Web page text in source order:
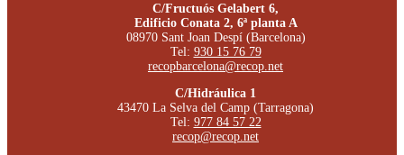
C/Fructuós Gelabert 6,
Edificio Conata 2, 6ª planta A
08970 Sant Joan Despí (Barcelona)
Tel: 930 15 76 79
recopbarcelona@recop.net
C/Hidráulica 1
43470 La Selva del Camp (Tarragona)
Tel: 977 84 57 22
recop@recop.net